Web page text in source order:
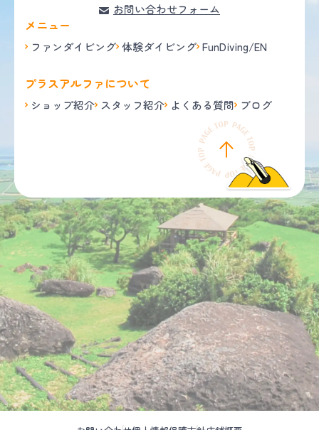
お問い合わせフォーム
メニュー
ファンダイビング 体験ダイビング FunDiving/EN
プラスアルファについて
ショップ紹介 スタッフ紹介 よくある質問 ブログ